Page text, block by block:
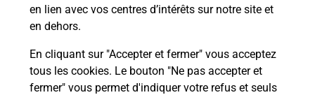
en lien avec vos centres d’intérêts sur notre site et
en dehors.
En cliquant sur "Accepter et fermer" vous acceptez
tous les cookies. Le bouton "Ne pas accepter et
fermer" vous permet d'indiquer votre refus et seuls
Quel réseau utilise La Poste Mobile ?
Est-ce que je peux garder mon
numéro de mobile gratuitement ?